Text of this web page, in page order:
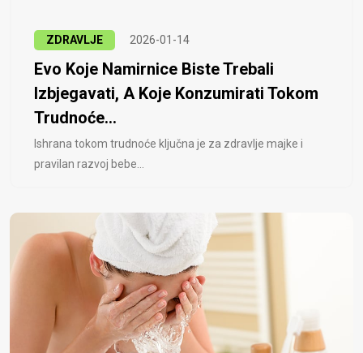
ZDRAVLJE 2026-01-14
Evo Koje Namirnice Biste Trebali
Izbjegavati, A Koje Konzumirati Tokom
Trudnoće...
Ishrana tokom trudnoće ključna je za zdravlje majke i
pravilan razvoj bebe...